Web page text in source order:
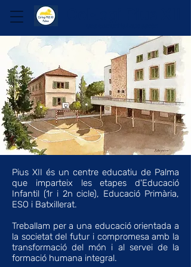
Pius XII és un centre educatiu de Palma
que imparteix les etapes d'Educació
Infantil (1r i 2n cicle), Educació Primària,
ESO i Batxillerat.
Treballam per a una educació orientada a
la societat del futur i compromesa amb la
transformació del món i al servei de la
formació humana integral.